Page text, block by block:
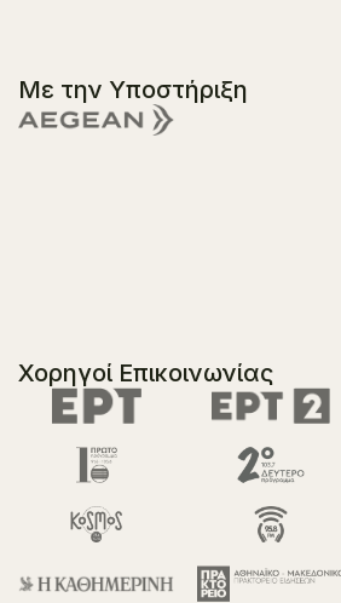
Με την Υποστήριξη
Χορηγοί Επικοινωνίας